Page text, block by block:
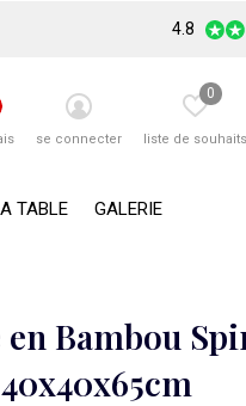
TABLE GALERIE
se connecter liste de souhaits
0
4.8
en Bambou